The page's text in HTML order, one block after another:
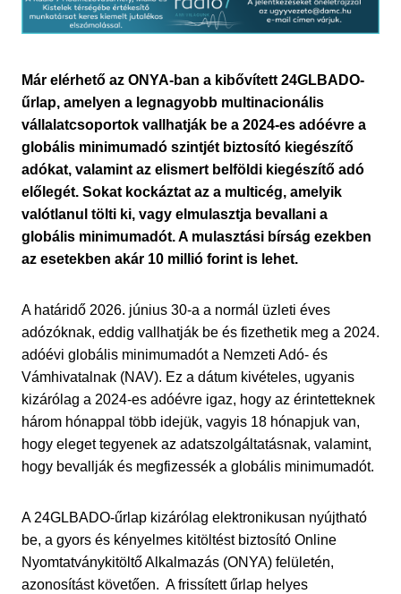
Már elérhető az ONYA-ban a kibővített 24GLBADO-
űrlap, amelyen a legnagyobb multinacionális
vállalatcsoportok vallhatják be a 2024-es adóévre a
globális minimumadó szintjét biztosító kiegészítő
adókat, valamint az elismert belföldi kiegészítő adó
előlegét. Sokat kockáztat az a multicég, amelyik
valótlanul tölti ki, vagy elmulasztja bevallani a
globális minimumadót. A mulasztási bírság ezekben
az esetekben akár 10 millió forint is lehet.
A határidő 2026. június 30-a a normál üzleti éves
adózóknak, eddig vallhatják be és fizethetik meg a 2024.
adóévi globális minimumadót a Nemzeti Adó- és
Vámhivatalnak (NAV). Ez a dátum kivételes, ugyanis
kizárólag a 2024-es adóévre igaz, hogy az érintetteknek
három hónappal több idejük, vagyis 18 hónapjuk van,
hogy eleget tegyenek az adatszolgáltatásnak, valamint,
hogy bevallják és megfizessék a globális minimumadót.
A 24GLBADO-űrlap kizárólag elektronikusan nyújtható
be, a gyors és kényelmes kitöltést biztosító Online
Nyomtatványkitöltő Alkalmazás (ONYA) felületén,
azonosítást követően. A frissített űrlap helyes